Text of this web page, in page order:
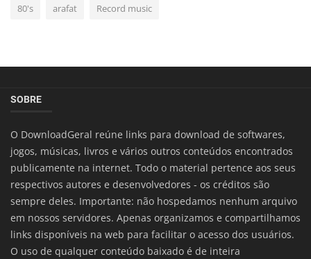
80's arafat Record music
SOBRE
O DownloadGeral reúne links para download de softwares,
jogos, músicas, livros e vários outros conteúdos encontrados
publicamente na internet. Todo o material pertence aos seus
respectivos autores e desenvolvedores - os créditos são
sempre deles. Importante: não hospedamos nenhum arquivo
em nossos servidores. Apenas organizamos e compartilhamos
links disponíveis na web para facilitar o acesso dos usuários.
O uso de qualquer conteúdo baixado é de inteira